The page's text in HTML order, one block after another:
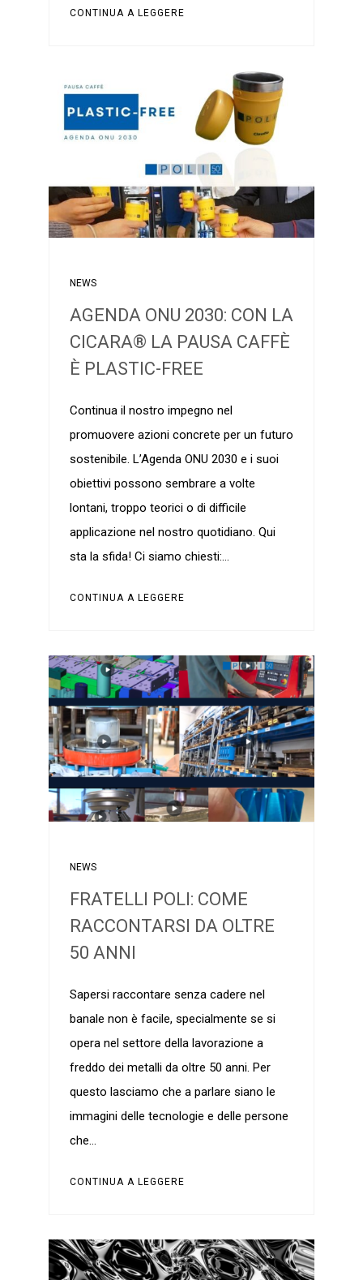
CONTINUA A LEGGERE
NEWS
AGENDA ONU 2030: CON LA
CICARA® LA PAUSA CAFFÈ
È PLASTIC-FREE
Continua il nostro impegno nel
promuovere azioni concrete per un futuro
sostenibile. L’Agenda ONU 2030 e i suoi
obiettivi possono sembrare a volte
lontani, troppo teorici o di difficile
applicazione nel nostro quotidiano. Qui
sta la sfida! Ci siamo chiesti:…
CONTINUA A LEGGERE
NEWS
FRATELLI POLI: COME
RACCONTARSI DA OLTRE
50 ANNI
Sapersi raccontare senza cadere nel
banale non è facile, specialmente se si
opera nel settore della lavorazione a
freddo dei metalli da oltre 50 anni. Per
questo lasciamo che a parlare siano le
immagini delle tecnologie e delle persone
che…
CONTINUA A LEGGERE